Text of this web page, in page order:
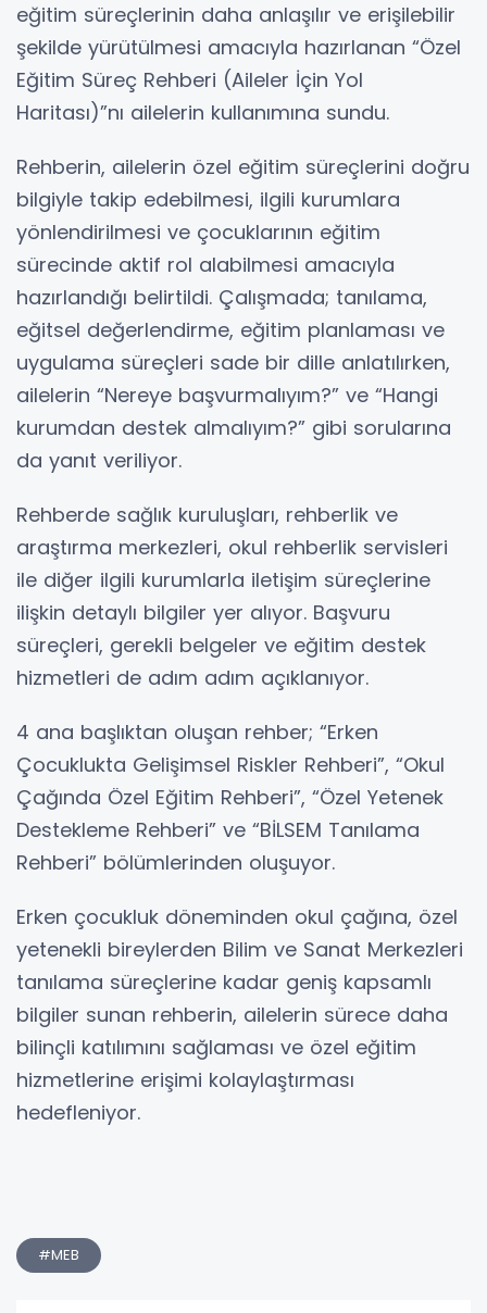
eğitim süreçlerinin daha anlaşılır ve erişilebilir
şekilde yürütülmesi amacıyla hazırlanan “Özel
Eğitim Süreç Rehberi (Aileler İçin Yol
Haritası)”nı ailelerin kullanımına sundu.
Rehberin, ailelerin özel eğitim süreçlerini doğru
bilgiyle takip edebilmesi, ilgili kurumlara
yönlendirilmesi ve çocuklarının eğitim
sürecinde aktif rol alabilmesi amacıyla
hazırlandığı belirtildi. Çalışmada; tanılama,
eğitsel değerlendirme, eğitim planlaması ve
uygulama süreçleri sade bir dille anlatılırken,
ailelerin “Nereye başvurmalıyım?” ve “Hangi
kurumdan destek almalıyım?” gibi sorularına
da yanıt veriliyor.
Rehberde sağlık kuruluşları, rehberlik ve
araştırma merkezleri, okul rehberlik servisleri
ile diğer ilgili kurumlarla iletişim süreçlerine
ilişkin detaylı bilgiler yer alıyor. Başvuru
süreçleri, gerekli belgeler ve eğitim destek
hizmetleri de adım adım açıklanıyor.
4 ana başlıktan oluşan rehber; “Erken
Çocuklukta Gelişimsel Riskler Rehberi”, “Okul
Çağında Özel Eğitim Rehberi”, “Özel Yetenek
Destekleme Rehberi” ve “BİLSEM Tanılama
Rehberi” bölümlerinden oluşuyor.
Erken çocukluk döneminden okul çağına, özel
yetenekli bireylerden Bilim ve Sanat Merkezleri
tanılama süreçlerine kadar geniş kapsamlı
bilgiler sunan rehberin, ailelerin sürece daha
bilinçli katılımını sağlaması ve özel eğitim
hizmetlerine erişimi kolaylaştırması
hedefleniyor.
#MEB